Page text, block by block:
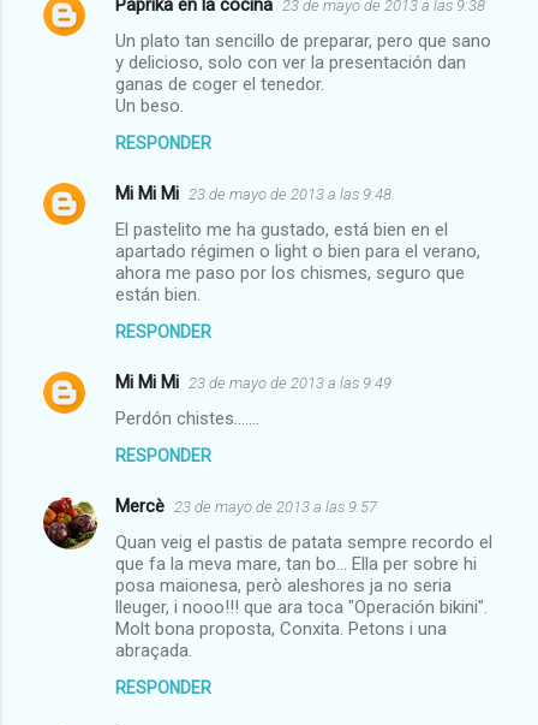
C
t
a
Paprika en la cocina 23 de mayo de 2013 a las 9:38
Un plato tan sencillo de preparar, pero que sano
y delicioso, solo con ver la presentación dan
ganas de coger el tenedor.
Un beso.
RESPONDER
Mi Mi Mi 23 de mayo de 2013 a las 9:48
El pastelito me ha gustado, está bien en el
apartado régimen o light o bien para el verano,
ahora me paso por los chismes, seguro que
están bien.
RESPONDER
Mi Mi Mi 23 de mayo de 2013 a las 9:49
Perdón chistes.......
RESPONDER
Mercè 23 de mayo de 2013 a las 9:57
Quan veig el pastis de patata sempre recordo el
que fa la meva mare, tan bo... Ella per sobre hi
posa maionesa, però aleshores ja no seria
lleuger, i nooo!!! que ara toca "Operación bikini".
Molt bona proposta, Conxita. Petons i una
abraçada.
RESPONDER